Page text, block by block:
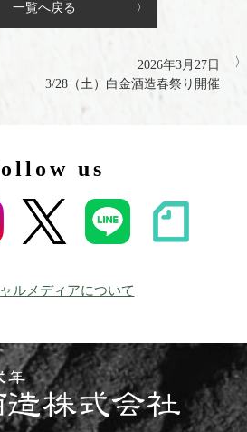
一覧へ戻る
2026年3月27日
3/28（土）白金酒造春祭り開催
us
ルメディアについて